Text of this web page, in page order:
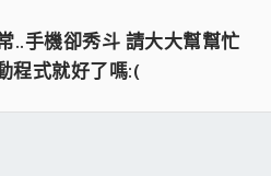
..手機卻秀斗 請大大幫幫忙
程式就好了嗎:(